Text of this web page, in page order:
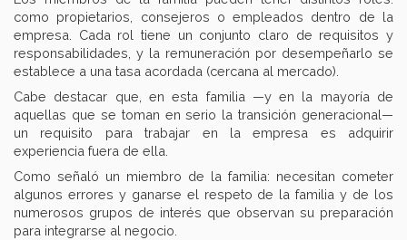
como propietarios, consejeros o empleados dentro de la
empresa. Cada rol tiene un conjunto claro de requisitos y
responsabilidades, y la remuneración por desempeñarlo se
establece a una tasa acordada (cercana al mercado).
Cabe destacar que, en esta familia —y en la mayoría de
aquellas que se toman en serio la transición generacional—
un requisito para trabajar en la empresa es adquirir
experiencia fuera de ella.
Como señaló un miembro de la familia: necesitan cometer
algunos errores y ganarse el respeto de la familia y de los
numerosos grupos de interés que observan su preparación
para integrarse al negocio.